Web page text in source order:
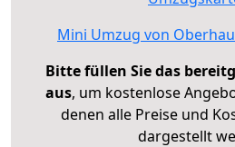
Mini Umzug von
Bitte füllen Sie das
aus, um kostenlose
denen alle Preise und
dargestellt